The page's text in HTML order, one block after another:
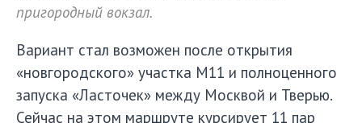
пригородный вокзал.
Вариант стал возможен после открытия
«новгородского» участка М11 и полноценного
запуска «Ласточек» между Москвой и Тверью.
Сейчас на этом маршруте курсирует 11 пар